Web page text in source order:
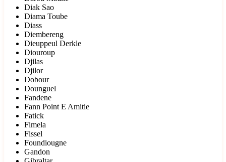
Diak Sao
Diama Toube
Diass
Diembereng
Dieuppeul Derkle
Diouroup
Djilas
Djilor
Dobour
Dounguel
Fandene
Fann Point E Amitie
Fatick
Fimela
Fissel
Foundiougne
Gandon